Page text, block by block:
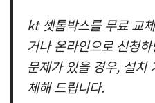
kt 셋톱박스를 무료 교
거나 온라인으로 신청
문제가 있을 경우, 설치
체해 드립니다.